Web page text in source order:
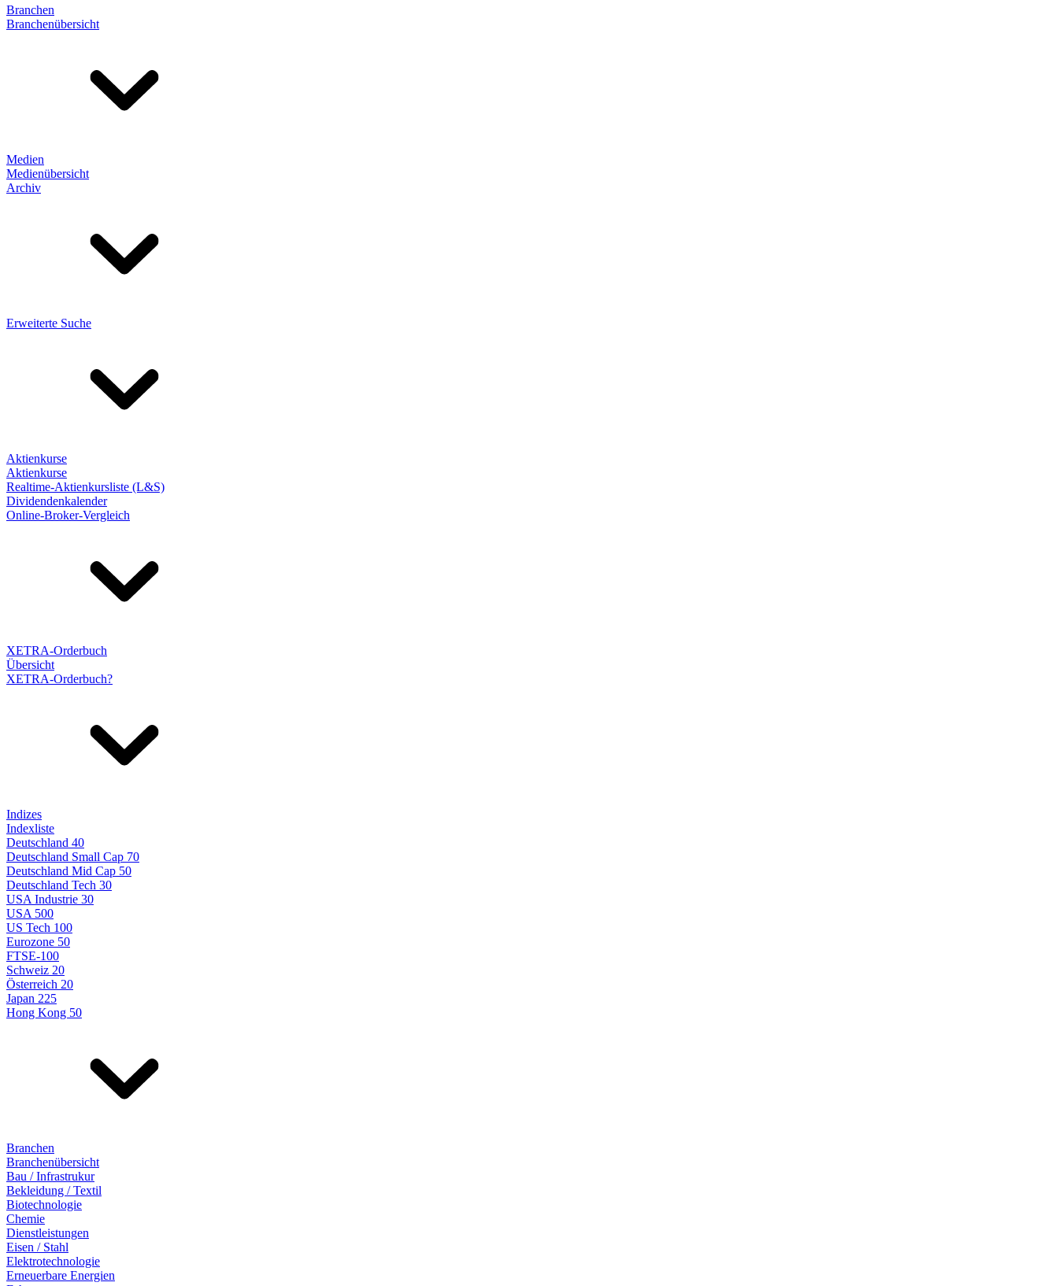
Branchen
Branchenübersicht
Medien
Medienübersicht
Archiv
Erweiterte Suche
Aktienkurse
Aktienkurse
Realtime-Aktienkursliste (L&S)
Dividendenkalender
Online-Broker-Vergleich
XETRA-Orderbuch
Übersicht
XETRA-Orderbuch?
Indizes
Indexliste
Deutschland 40
Deutschland Small Cap 70
Deutschland Mid Cap 50
Deutschland Tech 30
USA Industrie 30
USA 500
US Tech 100
Eurozone 50
FTSE-100
Schweiz 20
Österreich 20
Japan 225
Hong Kong 50
Branchen
Branchenübersicht
Bau / Infrastrukur
Bekleidung / Textil
Biotechnologie
Chemie
Dienstleistungen
Eisen / Stahl
Elektrotechnologie
Erneuerbare Energien